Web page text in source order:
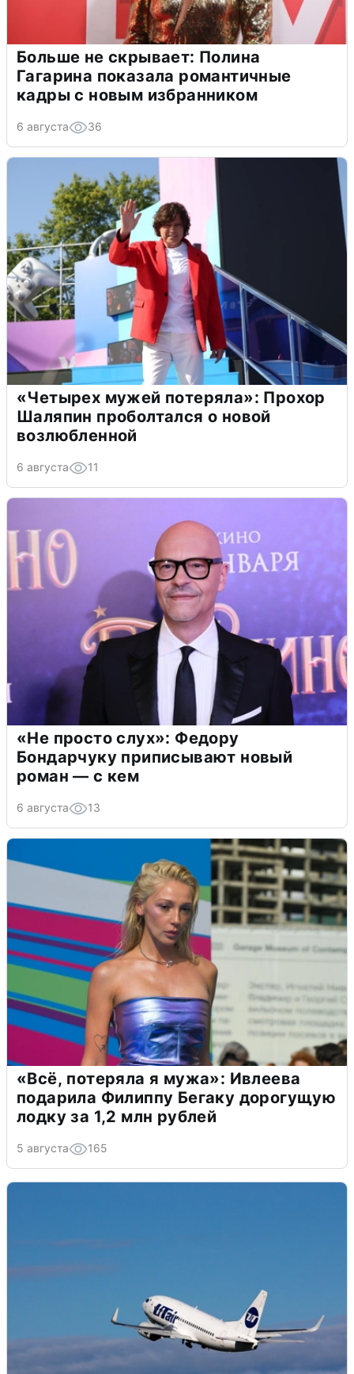
Больше не скрывает: Полина
Гагарина показала романтичные
кадры с новым избранником
6 августа 36
«Четырех мужей потеряла»: Прохор
Шаляпин проболтался о новой
возлюбленной
6 августа 11
«Не просто слух»: Федору
Бондарчуку приписывают новый
роман — с кем
6 августа 13
«Всё, потеряла я мужа»: Ивлеева
подарила Филиппу Бегаку дорогущую
лодку за 1,2 млн рублей
5 августа 165